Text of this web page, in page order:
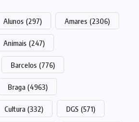
Alunos (297) Amares (2306)
Animais (247)
Barcelos (776)
Braga (4963)
Cultura (332) DGS (571)